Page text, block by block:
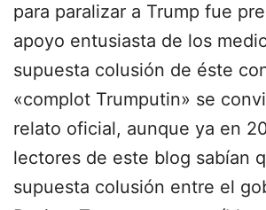
para paralizar a Trump fue
apoyo entusiasta de los
supuesta colusión de éste
«complot Trumputin» se
relato oficial, aunque ya en
lectores de este blog sabían
supuesta colusión entre el